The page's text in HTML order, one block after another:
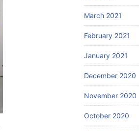
March 2021
February 2021
January 2021
December 2020
November 2020
October 2020